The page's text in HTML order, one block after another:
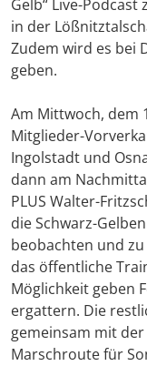
Gelb“ Live-
in der
Zudem wird es bei
geben.
Am Mittwoch, dem
Mitglieder-
Ingolstadt und
dann am
PLUS Walter-
die Schwarz-
beobachten und
das öffentliche
Möglichkeit geben
ergattern. Die
gemeinsam mit
Marschroute für